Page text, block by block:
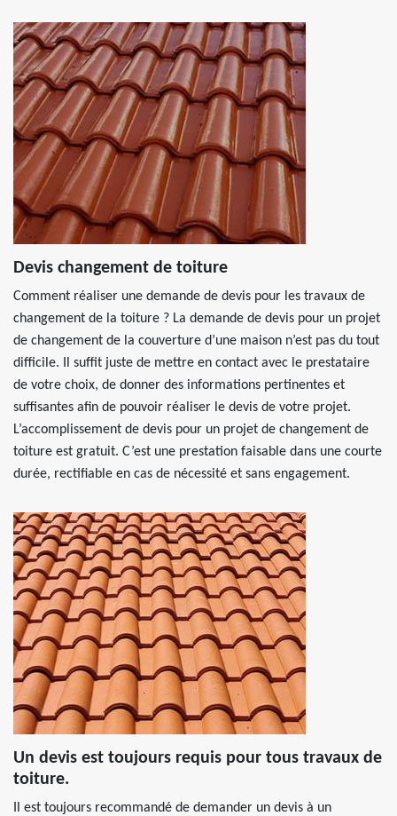
Devis changement de toiture
Comment réaliser une demande de devis pour les travaux de
changement de la toiture ? La demande de devis pour un projet
de changement de la couverture d’une maison n’est pas du tout
difficile. Il suffit juste de mettre en contact avec le prestataire
de votre choix, de donner des informations pertinentes et
suffisantes afin de pouvoir réaliser le devis de votre projet.
L’accomplissement de devis pour un projet de changement de
toiture est gratuit. C’est une prestation faisable dans une courte
durée, rectifiable en cas de nécessité et sans engagement.
Un devis est toujours requis pour tous travaux de
toiture.
Il est toujours recommandé de demander un devis à un